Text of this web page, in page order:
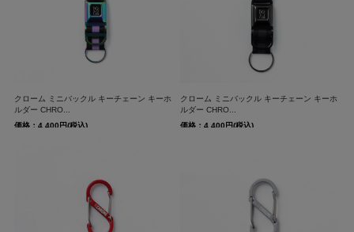
クローム ミニバックル キーチェーン キーホ
ルダー CHRO...
価格：4,400円(税込)
クローム ミニバックル キーチェーン キーホ
ルダー CHRO...
価格：4,400円(税込)